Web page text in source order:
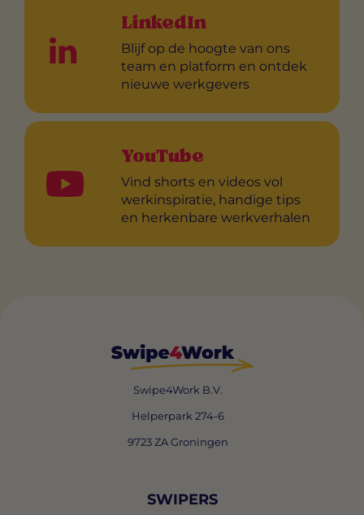
LinkedIn
Blijf op de hoogte van ons
team en platform en ontdek
nieuwe werkgevers
YouTube
Vind shorts en videos vol
werkinspiratie, handige tips
en herkenbare werkverhalen
Swipe4Work B.V.
Helperpark 274-6
9723 ZA Groningen
SWIPERS